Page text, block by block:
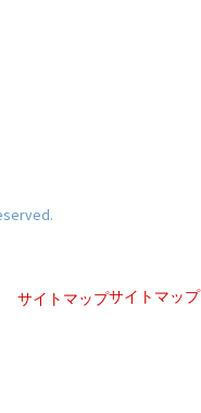
サイトマップ